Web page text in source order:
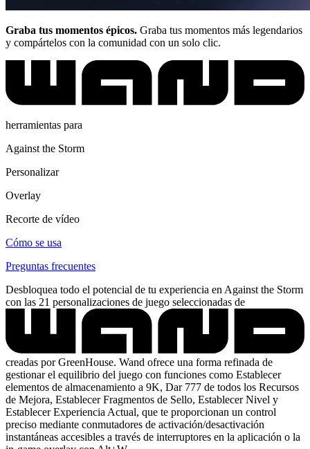
Graba tus momentos épicos. Graba tus momentos más legendarios
y compártelos con la comunidad con un solo clic.
herramientas para
Against the Storm
Personalizar
Overlay
Recorte de vídeo
Cómo se usa
Preguntas frecuentes
Desbloquea todo el potencial de tu experiencia en Against the Storm
con las 21 personalizaciones de juego seleccionadas de
creadas por GreenHouse. Wand ofrece una forma refinada de
gestionar el equilibrio del juego con funciones como Establecer
elementos de almacenamiento a 9K, Dar 777 de todos los Recursos
de Mejora, Establecer Fragmentos de Sello, Establecer Nivel y
Establecer Experiencia Actual, que te proporcionan un control
preciso mediante conmutadores de activación/desactivación
instantáneas accesibles a través de interruptores en la aplicación o la